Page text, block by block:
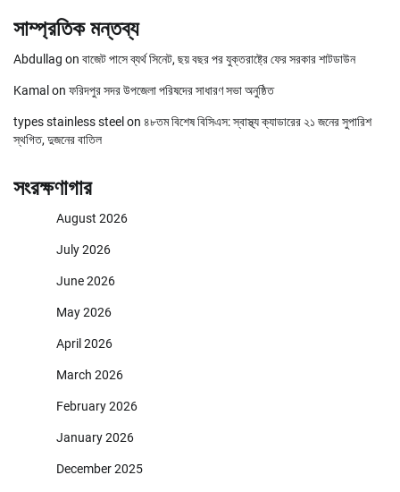
সাম্প্রতিক মন্তব্য
Abdullag on বাজেট পাসে ব্যর্থ সিনেট, ছয় বছর পর যুক্তরাষ্ট্রে ফের সরকার শাটডাউন
Kamal on ফরিদপুর সদর উপজেলা পরিষদের সাধারণ সভা অনুষ্ঠিত
types stainless steel on ৪৮তম বিশেষ বিসিএস: স্বাস্থ্য ক্যাডারের ২১ জনের সুপারিশ
স্থগিত, দুজনের বাতিল
সংরক্ষণাগার
August 2026
July 2026
June 2026
May 2026
April 2026
March 2026
February 2026
January 2026
December 2025